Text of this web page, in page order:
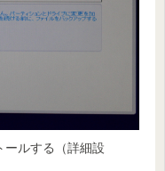
ールする（詳細設